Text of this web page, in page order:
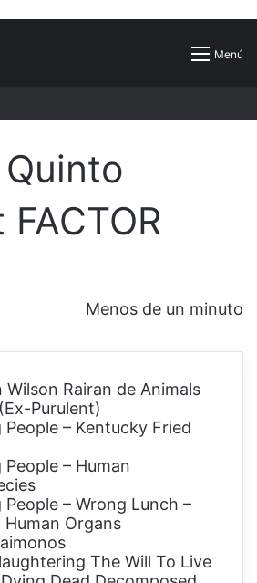
Menú
Buscar
Menos de un minuto
Rairan de Animals
Purulent)
People – Kentucky Fried
– Human
People – Wrong Lunch –
Organs
The Will To Live